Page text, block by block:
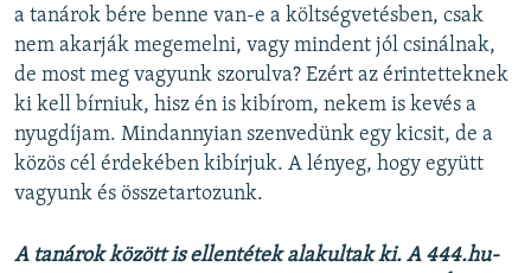
a tanárok bére benne van-e a költségvetésben, csak
nem akarják megemelni, vagy mindent jól csinálnak,
de most meg vagyunk szorulva? Ezért az érintetteknek
ki kell bírniuk, hisz én is kibírom, nekem is kevés a
nyugdíjam. Mindannyian szenvedünk egy kicsit, de a
közös cél érdekében kibírjuk. A lényeg, hogy együtt
vagyunk és összetartozunk.
A tanárok között is ellentétek alakultak ki. A 444.hu-